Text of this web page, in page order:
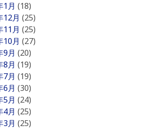
1月 (18)
12月 (25)
11月 (25)
10月 (27)
9月 (20)
8月 (19)
7月 (19)
6月 (30)
5月 (24)
4月 (25)
3月 (25)